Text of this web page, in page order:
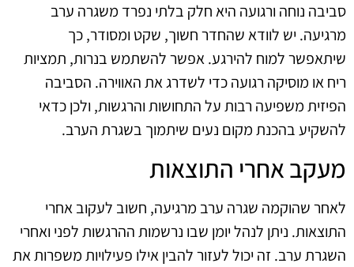
סביבה נוחה ורגועה היא חלק בלתי נפרד משגרה ערב
מרגיעה. יש לוודא שהחדר חשוך, שקט ומסודר, כך
שיתאפשר למוח להירגע. אפשר להשתמש בנרות, תמציות
ריח או מוסיקה רגועה כדי לשדרג את האווירה. הסביבה
הפיזית משפיעה רבות על התחושות והרגשות, ולכן כדאי
להשקיע בהכנת מקום נעים שיתמוך בשגרת הערב.
מעקב אחרי התוצאות
לאחר שהוקמה שגרה ערב מרגיעה, חשוב לעקוב אחרי
התוצאות. ניתן לנהל יומן שבו נרשמות ההרגשות לפני ואחרי
השגרת ערב. זה יכול לעזור להבין אילו פעילויות משפרות את